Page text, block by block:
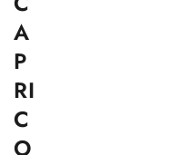
A
P
RI
C
O